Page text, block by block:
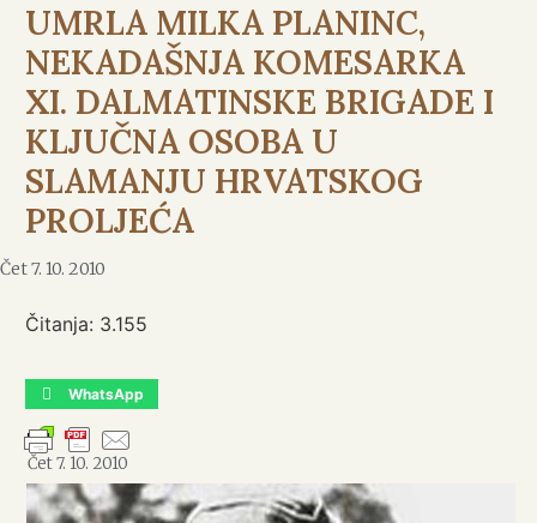
UMRLA MILKA PLANINC,
NEKADAŠNJA KOMESARKA
XI. DALMATINSKE BRIGADE I
KLJUČNA OSOBA U
SLAMANJU HRVATSKOG
PROLJEĆA
Čet 7. 10. 2010
Čitanja: 3.155
WhatsApp
Čet 7. 10. 2010